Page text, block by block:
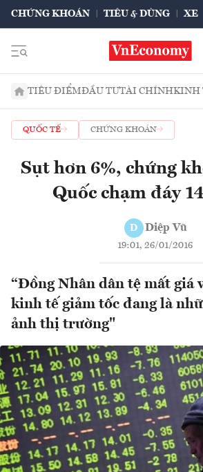
CHỨNG KHOÁN TIÊU & DÙNG XE
TIÊU ĐIỂMĐẦU TƯTÀI CHÍNHKINH
QUỐC TẾ CHỨNG KHOÁN
Sụt hơn 6%, chứng
Quốc chạm đáy
D Diệp Vũ
19:01, 26/01/2016
“Đồng Nhân dân tệ mất giá
kinh tế giảm tốc đang là
ảnh thị trường"